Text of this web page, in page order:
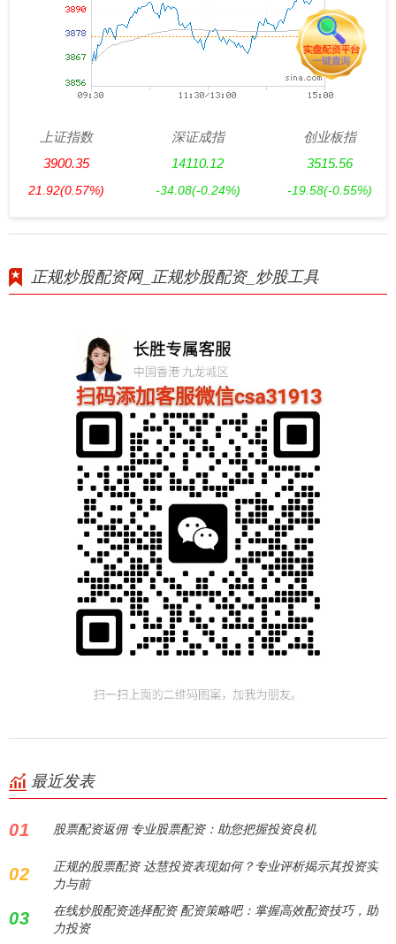
上证指数
3900.35
21.92(0.57%)
深证成指
14110.12
-34.08(-0.24%)
创业板指
3515.56
-19.58(-0.55%)
正规炒股配资网_正规炒股配资_炒股工具
最近发表
01 股票配资返佣 专业股票配资：助您把握投资良机
02
正规的股票配资 达慧投资表现如何？专业评析揭示其投资实
力与前
03
在线炒股配资选择配资 配资策略吧：掌握高效配资技巧，助
力投资